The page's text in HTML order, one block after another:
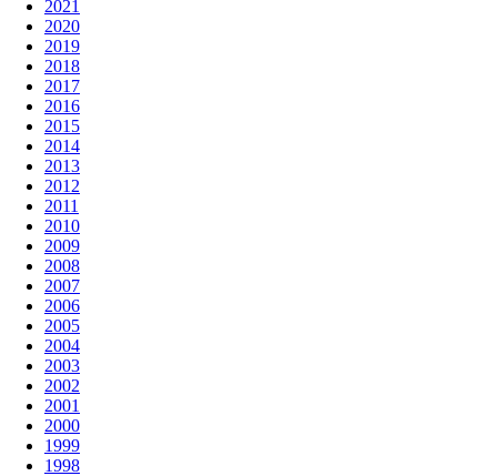
2021
2020
2019
2018
2017
2016
2015
2014
2013
2012
2011
2010
2009
2008
2007
2006
2005
2004
2003
2002
2001
2000
1999
1998